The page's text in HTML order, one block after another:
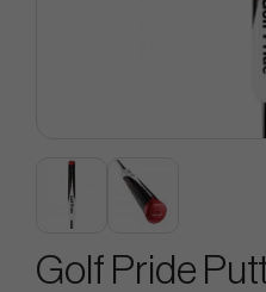
Golf Pride